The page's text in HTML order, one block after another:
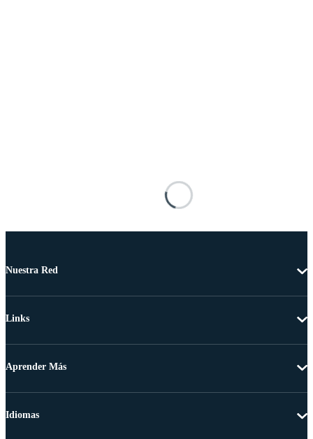
Nuestra Red
Links
Aprender Más
Idiomas